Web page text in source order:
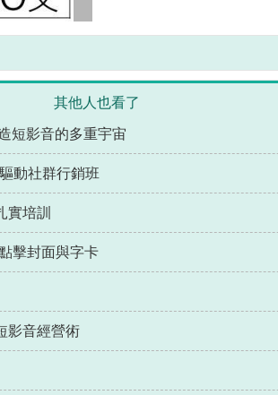
其他人也看了
短影音的多重宇宙
動社群行銷班
實培訓
擊封面與字卡
影音經營術